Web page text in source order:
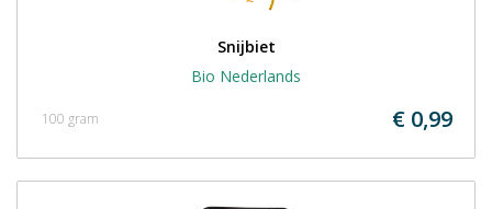
Snijbiet
Bio Nederlands
€ 0,99
100 gram